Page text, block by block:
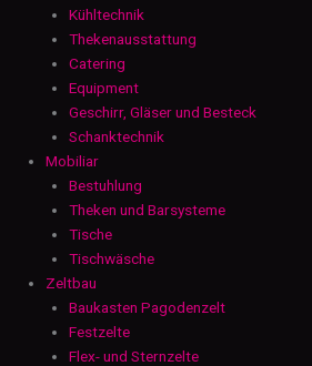
Kühltechnik
Thekenausstattung
Catering
Equipment
Geschirr, Gläser und Besteck
Schanktechnik
Mobiliar
Bestuhlung
Theken und Barsysteme
Tische
Tischwäsche
Zeltbau
Baukasten Pagodenzelt
Festzelte
Flex- und Sternzelte